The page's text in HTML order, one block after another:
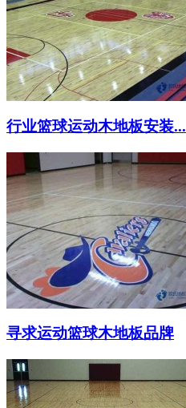
行业篮球运动木地板安装...
寻求运动篮球木地板品牌